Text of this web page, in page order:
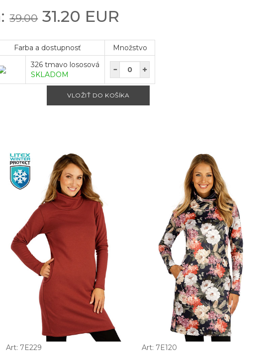
39.0031.20 EUR
Farba a dostupnosť Množstvo
326 tmavo lososová
SKLADOM
Art: 7E229 Art: 7E120